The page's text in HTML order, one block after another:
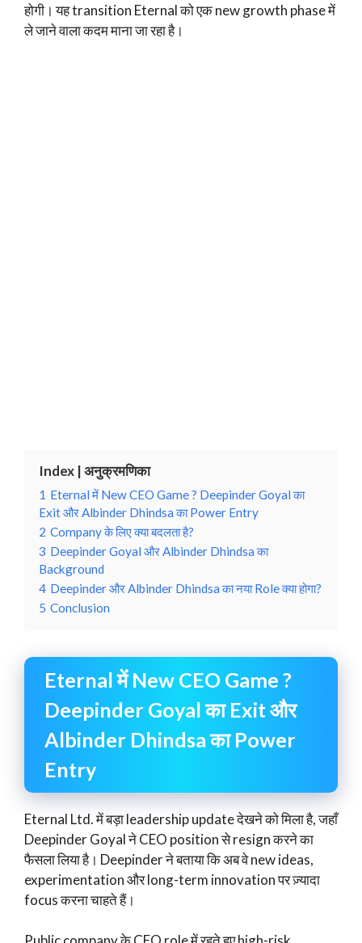
होगी। यह transition Eternal को एक new growth phase में
ले जाने वाला कदम माना जा रहा है।
Index | अनुक्रमणिका
1 Eternal में New CEO Game ? Deepinder Goyal का
Exit और Albinder Dhindsa का Power Entry
2 Company के लिए क्या बदलता है?
3 Deepinder Goyal और Albinder Dhindsa का
Background
4 Deepinder और Albinder Dhindsa का नया Role क्या होगा?
5 Conclusion
Eternal में New CEO Game ?
Deepinder Goyal का Exit और
Albinder Dhindsa का Power
Entry
Eternal Ltd. में बड़ा leadership update देखने को मिला है, जहाँ
Deepinder Goyal ने CEO position से resign करने का
फैसला लिया है। Deepinder ने बताया कि अब वे new ideas,
experimentation और long-term innovation पर ज़्यादा
focus करना चाहते हैं।